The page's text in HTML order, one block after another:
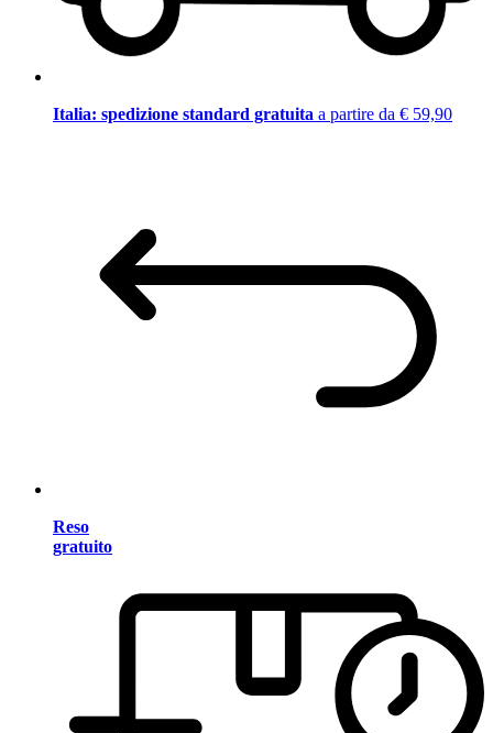
Italia: spedizione standard gratuita a partire da € 59,90
Reso
gratuito